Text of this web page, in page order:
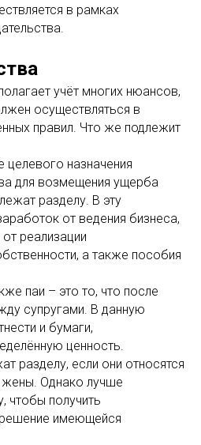
в рамках
учёт многих нюансов,
осуществляться в
правил. Что же подлежит
назначения
для возмещения ущерба
разделу. В эту
от ведения бизнеса,
реализации
а также пособия
паи – это то, что после
супругами. В данную
и бумаги,
ценность.
разделу, если они относятся
Однако лучше
чтобы получить
имеющейся